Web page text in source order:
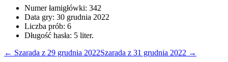
Numer łamigłówki: 342
Data gry: 30 grudnia 2022
Liczba prób: 6
Długość hasła: 5 liter.
← Szarada z 29 grudnia 2022Szarada z 31 grudnia 2022 →